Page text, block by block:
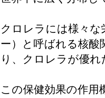
クロレラには様々
ー）と呼ばれる核
り、クロレラが優
この保健効果の作